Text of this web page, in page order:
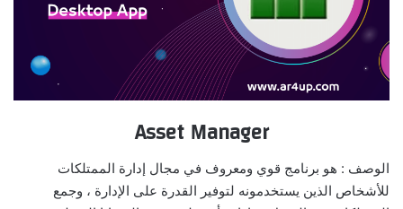
Asset Manager
الوصف : هو برنامج قوي ومعروف في مجال إدارة الممتلكات
للأشخاص الذين يستخدمونه لتوفير القدرة على الإدارة ، وجمع